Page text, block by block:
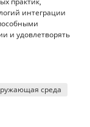
интеграции
и удовлетворять
среда